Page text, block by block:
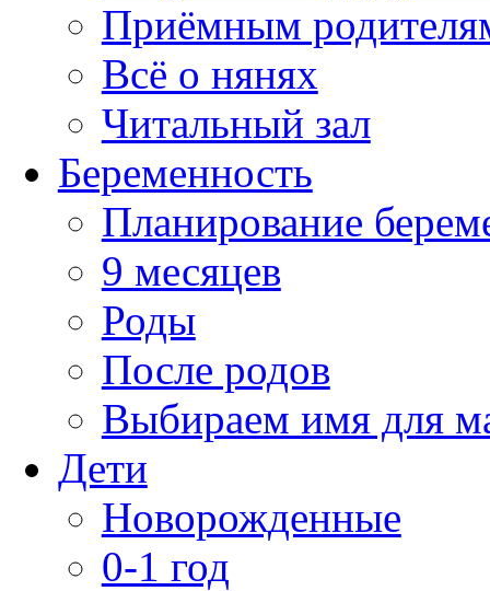
Приёмным
Всё о нянях
Читальный зал
Беременность
Планирование
9 месяцев
Роды
После родов
Выбираем имя для
Дети
Новорожденные
0-1 год